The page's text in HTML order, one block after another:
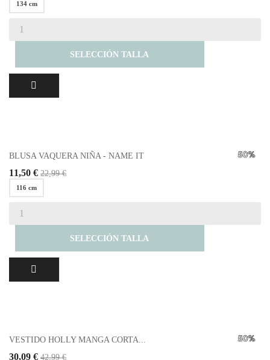
134 cm
SELECCIÓN TALLA
BLUSA VAQUERA NIÑA - NAME IT
11,50 € 22,99 €
116 cm
SELECCIÓN TALLA
VESTIDO HOLLY MANGA CORTA...
30,09 € 42,99 €